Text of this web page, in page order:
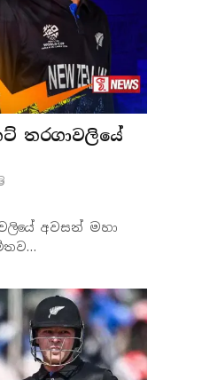
තරගාවලියේ
අවසන් මහා